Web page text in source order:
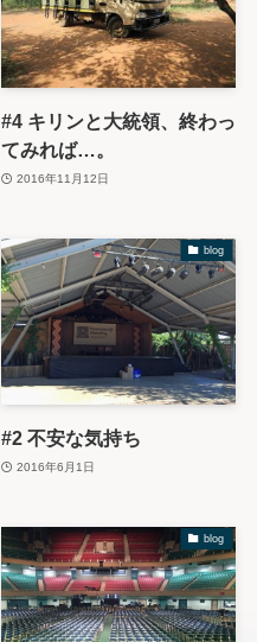
#4 キリンと大統領、終わっ
てみれば…。
2016年11月12日
blog
#2 不安な気持ち
2016年6月1日
blog